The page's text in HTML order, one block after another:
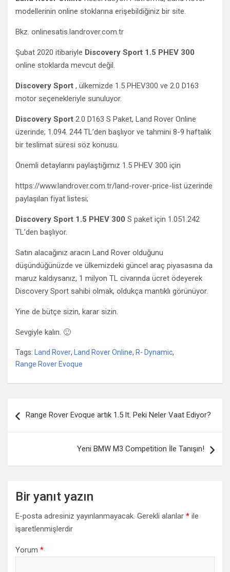
modellerinin online stoklarına erişebildiğiniz bir site.
Bkz. onlinesatis.landrover.com.tr
Şubat 2020 itibariyle Discovery Sport 1.5 PHEV 300
online stoklarda mevcut değil.
Discovery Sport , ülkemizde 1.5 PHEV300 ve 2.0 D163
motor seçenekleriyle sunuluyor.
Discovery Sport 2.0 D163 S Paket, Land Rover Online
üzerinde; 1.094. 244 TL’den başlıyor ve tahmini 8-9 haftalık
bir teslimat süresi söz konusu.
Önemli detaylarını paylaştığımız 1.5 PHEV 300 için
https://www.landrover.com.tr/land-rover-price-list üzerinde
paylaşılan fiyat listesi;
Discovery Sport 1.5 PHEV 300 S paket için 1.051.242
TL’den başlıyor.
Satın alacağınız aracın Land Rover olduğunu
düşündüğünüzde ve ülkemizdeki güncel araç piyasasına da
maruz kaldıysanız, 1 milyon TL civarında ücret ödeyerek
Discovery Sport sahibi olmak, oldukça mantıklı görünüyor.
Yine de bütçe sizin, karar sizin.
Sevgiyle kalın. 🙂
Tags: Land Rover, Land Rover Online, R- Dynamic,
Range Rover Evoque
Range Rover Evoque artık 1.5 lt. Peki Neler Vaat Ediyor?
Yeni BMW M3 Competition İle Tanışın!
Bir yanıt yazın
E-posta adresiniz yayınlanmayacak. Gerekli alanlar * ile
işaretlenmişlerdir
Yorum *